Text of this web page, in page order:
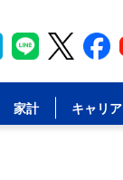
家計 キャリア